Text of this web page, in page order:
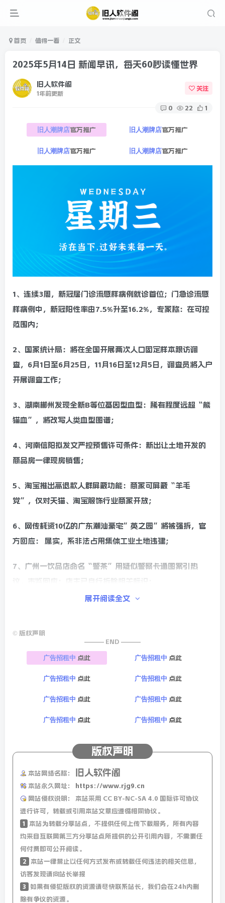
首页 值得一看 正文
2025年5月14日 新闻早讯，每天60秒读懂世界
旧人软件阁
1年前更新
关注
0 22 1
旧人潮牌店官方推广 旧人潮牌店官方推广
旧人潮牌店官方推广 旧人潮牌店官方推广
1、连续3周，新冠居门诊流感样病例就诊首位；门急诊流感
样病例中，新冠阳性率由7.5%升至16.2%，专家称：在可控
范围内；
2、国家统计局：将在全国开展两次人口固定样本跟访调
查，6月1日至6月25日，11月16日至12月5日，调查员将入户
开展调查工作；
3、湖南郴州发现全新B等位基因型血型：稀有程度远超“熊
猫血”，将改写人类血型图谱；
4、河南信阳拟发文严控预售许可条件：新出让土地开发的
商品房一律现房销售；
5、淘宝推出高退款人群屏蔽功能：商家可屏蔽“羊毛
党”，仅对天猫、淘宝服饰行业商家开放；
6、网传耗资10亿的广东潮汕豪宅”英之园”将被强拆，官
方回应： 属实，系非法占用集体工业土地违建；
7、广州一饮品店命名“警茶”用疑似警察卡通图案引热
9、京东、美团、饿了么等外卖平台被五部门约谈：要求合
法规范经营，公平有序竞争；公众号:一心文案语录
万人民币，卤蛋煎蛋约6.7元一个，一份蒸饺34元；
至54%，定额税降至每件100美元；
12、外媒：特朗普抵达沙特，开启第二任期首次外访；特朗
普访中东绕行以色列，专家称：凸显美以利益分歧扩大；
13、外媒：美国和沙特签署价值近1420亿美元的军售协议；
美国拟向阿联酋和沙特AI公司出口数十万枚芯片；
14、第50届南丁格尔奖获奖者名单公布，17个国家的35名
护理人员获奖，我国有7名优秀护理工作者获此殊荣，是本
届获奖人数最多的国家；
展开阅读全文
© 版权声明
——— END ———
广告招租中 点此 广告招租中 点此
广告招租中 点此 广告招租中 点此
广告招租中 点此 广告招租中 点此
广告招租中 点此 广告招租中 点此
版权声明
本站网络名称： 旧人软件阁
本站永久网址：
https://www.rjg9.cn
网站侵权说明：
本站采用 CC BY-NC-SA 4.0 国际许可协议
进行许可，转载或引用本站文章应遵循相同协议。
1
本站为转载分享站点，不提供任何上传下载服务，所有内容
均来自互联网第三方分享站点所提供的公开引用内容，不需要任
何付费即可公开阅读。
2
本站一律禁止以任何方式发布或转载任何违法的相关信息，
访客发现请向站长举报
3
如果有侵犯版权的资源请尽快联系站长，我们会在24h内删
除有争议的资源。